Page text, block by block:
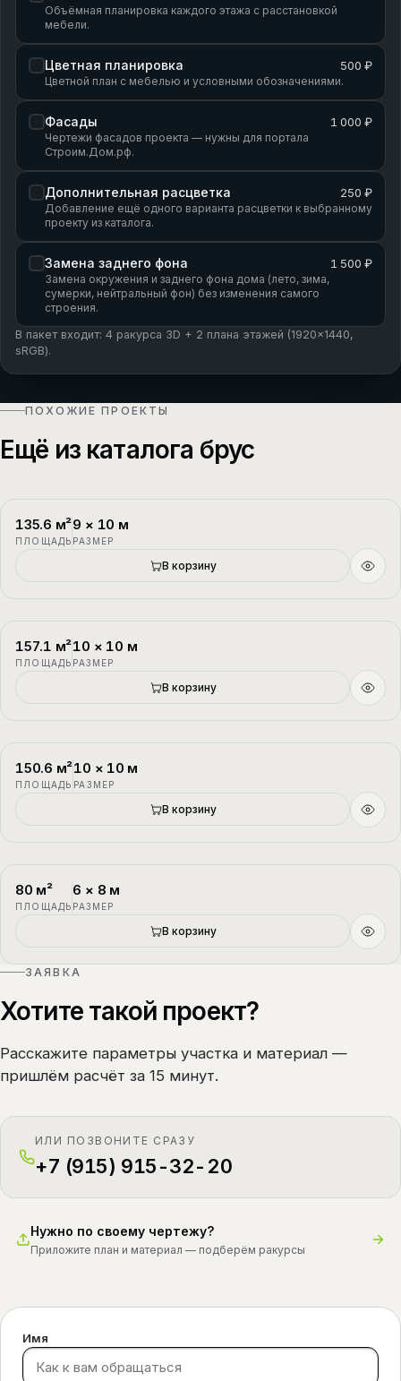
Объёмная планировка каждого этажа с расстановкой
мебели.
Цветная планировка 500 ₽
Цветной план с мебелью и условными обозначениями.
Фасады 1 000 ₽
Чертежи фасадов проекта — нужны для портала
Строим.Дом.рф.
Дополнительная расцветка 250 ₽
Добавление ещё одного варианта расцветки к выбранному
проекту из каталога.
Замена заднего фона 1 500 ₽
Замена окружения и заднего фона дома (лето, зима,
сумерки, нейтральный фон) без изменения самого
строения.
В пакет входит: 4 ракурса 3D + 2 плана этажей (1920×1440,
sRGB).
ПОХОЖИЕ ПРОЕКТЫ
Ещё из каталога брус
П-1
135.6 м²
ПЛОЩАДЬ
9 × 10 м
РАЗМЕР
В корзину
П-2
157.1 м²
ПЛОЩАДЬ
10 × 10 м
РАЗМЕР
В корзину
П-3
150.6 м²
ПЛОЩАДЬ
10 × 10 м
РАЗМЕР
В корзину
П-4
80 м²
ПЛОЩАДЬ
6 × 8 м
РАЗМЕР
В корзину
ЗАЯВКА
Хотите такой проект?
Расскажите параметры участка и материал —
пришлём расчёт за 15 минут.
ИЛИ ПОЗВОНИТЕ СРАЗУ
+7 (915) 915-32-20
Нужно по своему чертежу?
Приложите план и материал — подберём ракурсы
Имя